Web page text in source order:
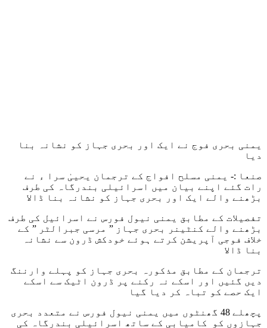
یمنی بحری فوج نے ایک اور بحری جہاز کو نشانہ بنا
دیا
صنعا :- یمنی مسلح افواج کے ترجمان یحییٰ سرا ء نے
رات گئے اپنے بیان میں اسرائیلی بندرگاہ کی طرف
بڑھنے والے ایک اور بحری جہاز کو نشانہ بنا ڈالا
تفصیلات کے مطابق یمنی نیول فورس نے اسرائیل کی طرف
بڑھنے والے کنٹینر بحری جہاز ” مرسی جبرالٹر ” کے
خلاف فوجی آپریشن کرتے ہوئے خودکش ڈرون سے نشانہ
بنا ڈالا
ترجمان کے مطابق مذکورہ بحری جہاز کو پہلے وارننگ
دیں گئیں اور اسکے نہ رکنے پر ڈرون اٹیک سے اسکے
ایک حصے کو تباہ کر دیا گیا
پچھلے 48 گھنٹوں میں یمنی نیول فورس نے متعدد بحری
جہازوں کو کامیابی کے ساتھ اسرائیلی بندرگاہ کی